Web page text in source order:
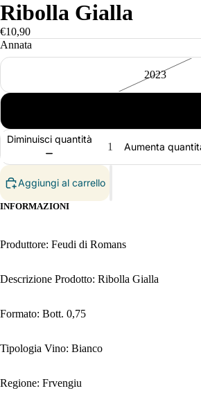
Ribolla Gialla
€10,90
Annata
2023
Diminuisci quantità
Aumenta
Aggiungi al carrello
INFORMAZIONI
Produttore: Feudi di Romans
Descrizione Prodotto: Ribolla Gialla
Formato: Bott. 0,75
Tipologia Vino: Bianco
Regione: Frvengiu